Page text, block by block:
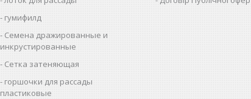
гумифилд
Семена дражированные и
инкрустированные
Сетка затеняющая
горшочки для рассады
пластиковые